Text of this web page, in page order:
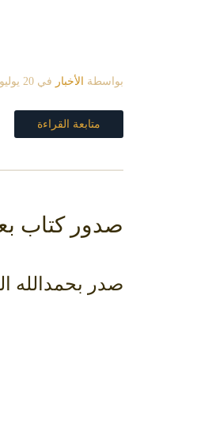
بواسطة الأخبار في 20 يوليو، 2021
متابعة القراءة
صدور كتاب
صدر بحمدالله